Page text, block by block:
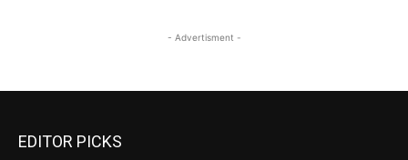
- Advertisment -
EDITOR PICKS